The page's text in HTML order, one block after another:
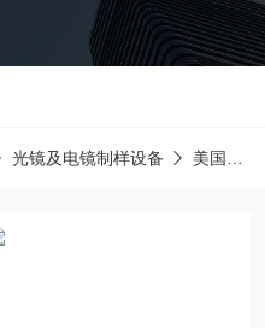
光镜及电镜制样设备 美国RMC半薄&超薄切片机